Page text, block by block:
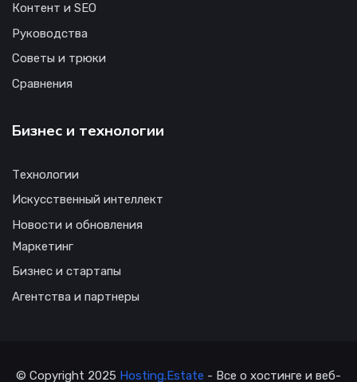
Контент и SEO
Руководства
Советы и трюки
Сравнения
Бизнес и технологии
Технологии
Искусственный интеллект
Новости и обновления
Маркетинг
Бизнес и стартапы
Агентства и партнеры
© Copyright 2025 Hosting.Estate - Все о хостинге и веб-